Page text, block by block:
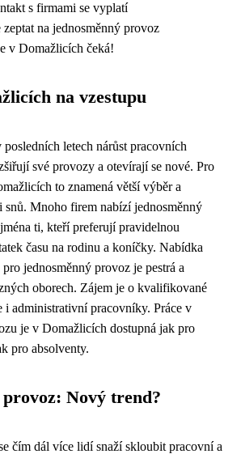
s firmami se vyplatí
zeptat na jednosměnný provoz
v Domažlicích čeká!
na vzestupu
letech nárůst pracovních
své provozy a otevírají se nové. Pro
to znamená větší výběr a
snů. Mnoho firem nabízí jednosměnný
ti, kteří preferují pravidelnou
času na rodinu a koníčky. Nabídka
jednosměnný provoz je pestrá a
oborech. Zájem je o kvalifikované
i administrativní pracovníky. Práce v
je v Domažlicích dostupná jak pro
pro absolventy.
provoz: Nový trend?
čím dál více lidí snaží skloubit pracovní a